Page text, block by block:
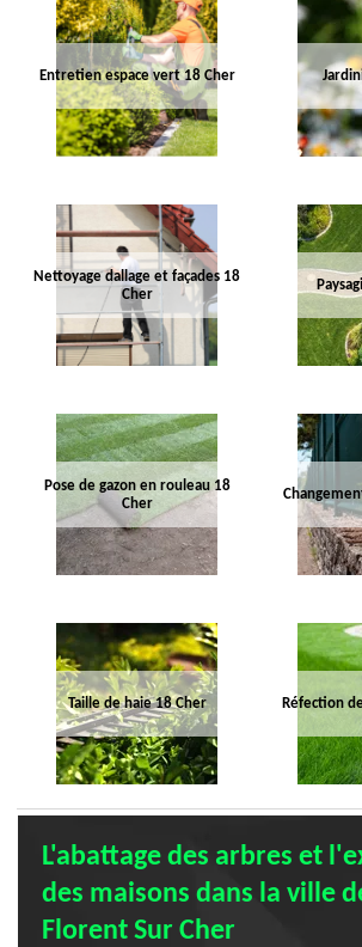
Entretien espace vert 18 Cher
Nettoyage dallage et façades 18
Cher
Pose de gazon en rouleau 18
Cher
Taille de haie 18 Cher Réfection
L'abattage des arbres et
des maisons dans la ville
Florent Sur Cher